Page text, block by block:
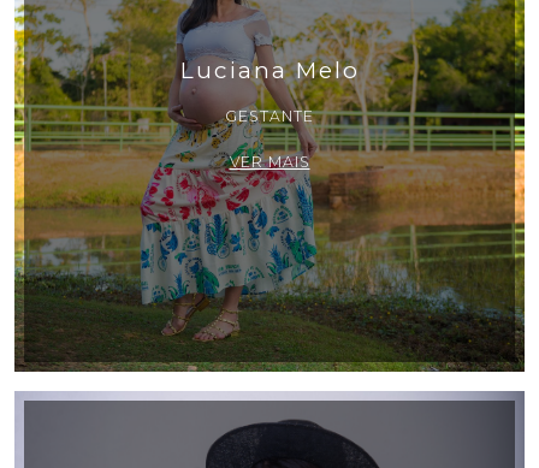
Luciana Melo
GESTANTE
VER MAIS